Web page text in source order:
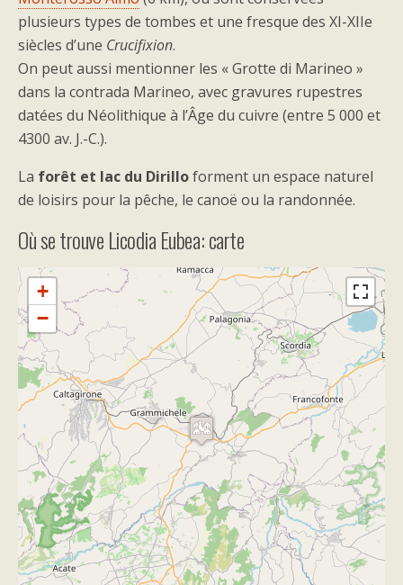
plusieurs types de tombes et une fresque des XI-XIIe
siècles d’une Crucifixion.
On peut aussi mentionner les « Grotte di Marineo »
dans la contrada Marineo, avec gravures rupestres
datées du Néolithique à l’Âge du cuivre (entre 5 000 et
4300 av. J.-C.).
La forêt et lac du Dirilloforment un espace naturel
de loisirs pour la pêche, le canoë ou la randonnée.
Où se trouve Licodia Eubea: carte
Travelers' Map is loading...
If you see this after your page is
loaded completely, leafletJS files are
missing.
+
−